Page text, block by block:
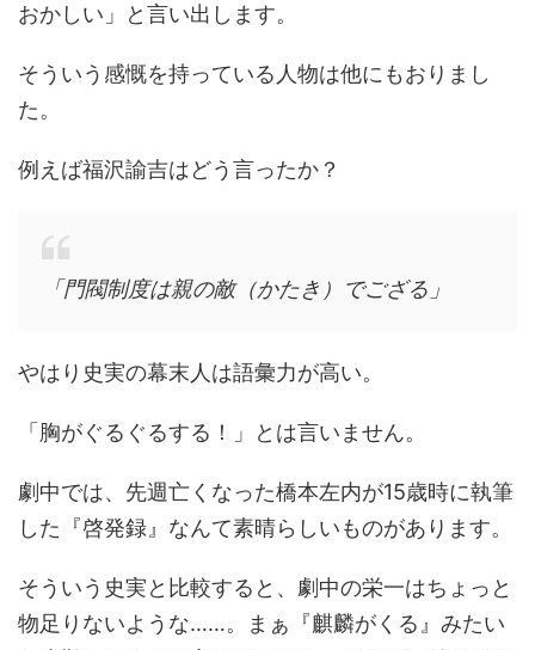
おかしい」と言い出します。
そういう感慨を持っている人物は他にもおりまし
た。
例えば福沢諭吉はどう言ったか？
「門閥制度は親の敵（かたき）でござる」
やはり史実の幕末人は語彙力が高い。
「胸がぐるぐるする！」とは言いません。
劇中では、先週亡くなった橋本左内が15歳時に執筆
した『啓発録』なんて素晴らしいものがあります。
そういう史実と比較すると、劇中の栄一はちょっと
物足りないような……。まぁ『麒麟がくる』みたい